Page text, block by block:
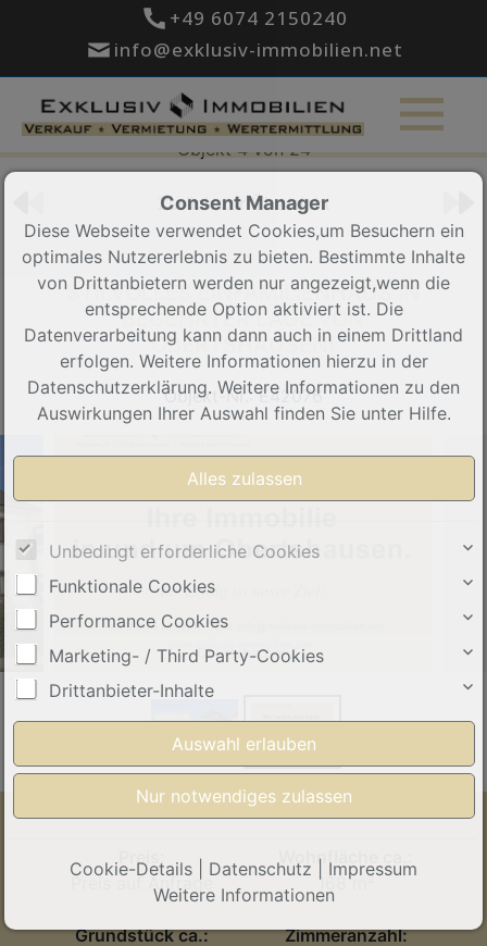
+49 6074 2150240
info@exklusiv-immobilien.net
Objekt 4 von 24
Zurück zur Übersicht
STILVOLLES EINFAMILIENHAUS IN
BEGEHRTER LAGE VON
OBERTSHAUSEN!
Objekt-Nr.: E42076
Obertshausen
Preis auf Anfrage
Wohnfläche ca.:
168 m²
Grundstück ca.:
Zimmeranzahl:
Consent Manager
Diese Webseite verwendet Cookies,um Besuchern ein
optimales Nutzererlebnis zu bieten. Bestimmte Inhalte
von Drittanbietern werden nur angezeigt,wenn die
entsprechende Option aktiviert ist. Die
Datenverarbeitung kann dann auch in einem Drittland
erfolgen. Weitere Informationen hierzu in der
Datenschutzerklärung. Weitere Informationen zu den
Auswirkungen Ihrer Auswahl finden Sie unter Hilfe.
Unbedingt erforderliche Cookies
Funktionale Cookies
Performance Cookies
Marketing- / Third Party-Cookies
Drittanbieter-Inhalte
Cookie-Details Datenschutz
Impressum
Weitere Informationen